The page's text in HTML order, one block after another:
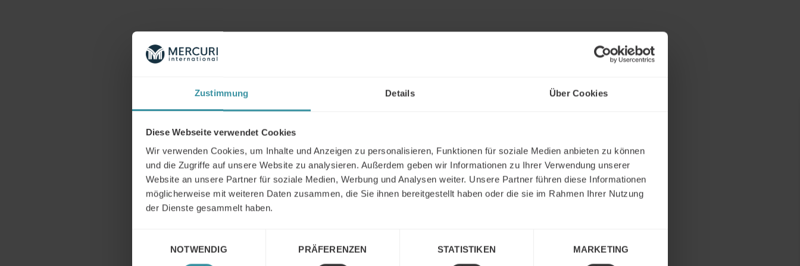
Zustimmung Details Über Cookies
Diese Webseite verwendet Cookies
Wir verwenden Cookies, um Inhalte und Anzeigen zu personalisieren, Funktionen für soziale Medien anbieten zu können
und die Zugriffe auf unsere Website zu analysieren. Außerdem geben wir Informationen zu Ihrer Verwendung unserer
Website an unsere Partner für soziale Medien, Werbung und Analysen weiter. Unsere Partner führen diese Informationen
möglicherweise mit weiteren Daten zusammen, die Sie ihnen bereitgestellt haben oder die sie im Rahmen Ihrer Nutzung
der Dienste gesammelt haben.
NOTWENDIG
PRÄFERENZEN STATISTIKEN MARKETING
+49 170 22 71 683
david.kirchmann@mercuri.net
LinkedIn
Weitere Informationen über den Verband bekommen Sie hier:
https://www.dievertriebsmanager.de/
Ihre Informationsquelle zu aktuellen Themen im Vertrieb:
Bewertung und abonnieren den Vertriebs-Podcast von Mercuri International.